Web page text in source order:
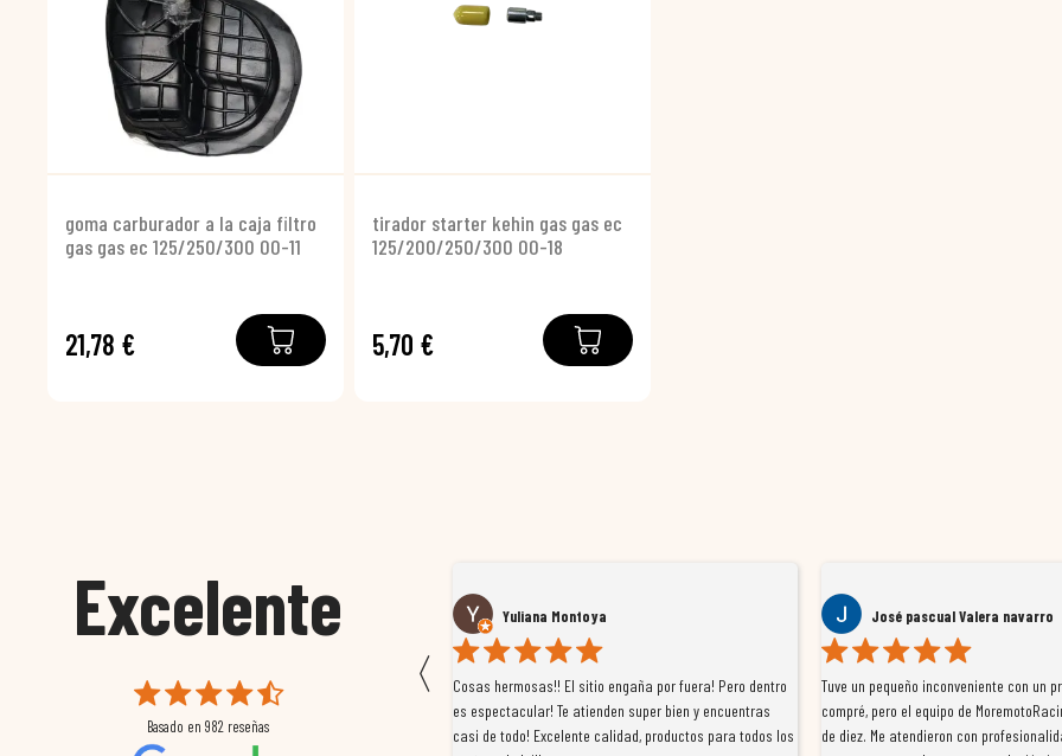
goma carburador a la caja filtro
gas gas ec 125/250/300 00-11
21,78 €
tirador starter kehin gas gas ec
125/200/250/300 00-18
5,70 €
Excelente
Basado en 982 reseñas
〈
Susana García Luis
Magnífica atención al cliente. Tuvimos un pequeño
retraso en el pedido y desde el minuto uno se
preocuparon por ayudarnos en todo. Gracias a Sergio,
Yuliana Montoya
Cosas hermosas!! El sitio engaña por fuera! Pero dentro
es espectacular! Te atienden super bien y encuentras
casi de todo! Excelente calidad, productos para todos los
José pascual Valera navarro
Tuve un pequeño inconveniente con un
compré, pero el equipo de
de diez. Me atendieron con